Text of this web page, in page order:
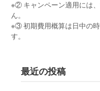
※② キャンペーン適用には
ん。
※③ 初期費用概算は日中の
す。
最近の投稿